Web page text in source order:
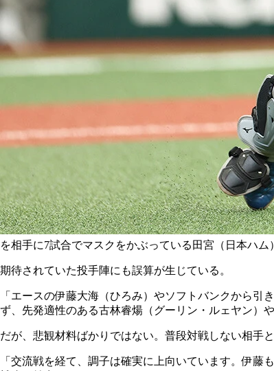
を相手に7試合でマスクをかぶっている田宮（日本ハム）
期待されていた投手陣にも誤算が生じている。
「エースの伊藤大海（ひろみ）やソフトバンクから
ず、先発適性のある古林睿煬（グーリン・ルェヤン）
だが、悲観材料ばかりではない。普段対戦しない相手
「交流戦を経て、調子は確実に上向いています。伊